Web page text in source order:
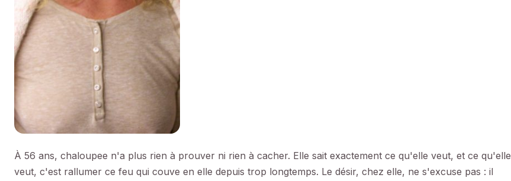
À 56 ans, chaloupee n'a plus rien à prouver ni rien à cacher. Elle sait exactement ce qu'elle veut, et ce qu'elle
veut, c'est rallumer ce feu qui couve en elle depuis trop longtemps. Le désir, chez elle, ne s'excuse pas : il